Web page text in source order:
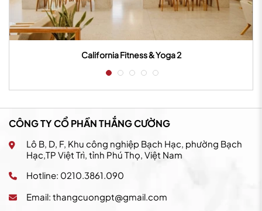
California Fitness & Yoga 2
CÔNG TY CỔ PHẦN THẮNG CƯỜNG
Lô B, D, F, Khu công nghiệp Bạch Hạc, phường Bạch
Hạc,TP Việt Trì, tỉnh Phú Thọ, Việt Nam
Hotline: 0210.3861.090
Email: thangcuongpt@gmail.com